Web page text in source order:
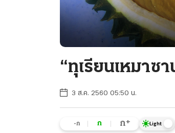
“ทุเรียนเหมาซ
3 ส.ค. 2560 05:50 น.
-ก ก ก+ Light